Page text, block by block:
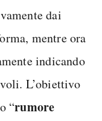
dai
mentre ora
indicando
L’obiettivo
“rumore